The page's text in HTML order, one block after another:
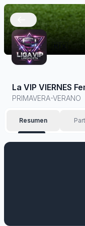
🇲🇽
La VIP VIERNES
PRIMAVERA-VERANO
Resumen